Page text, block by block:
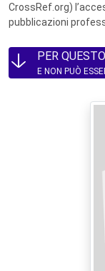
CrossRef.org)
pubblicazioni
PER
E NON PUÒ